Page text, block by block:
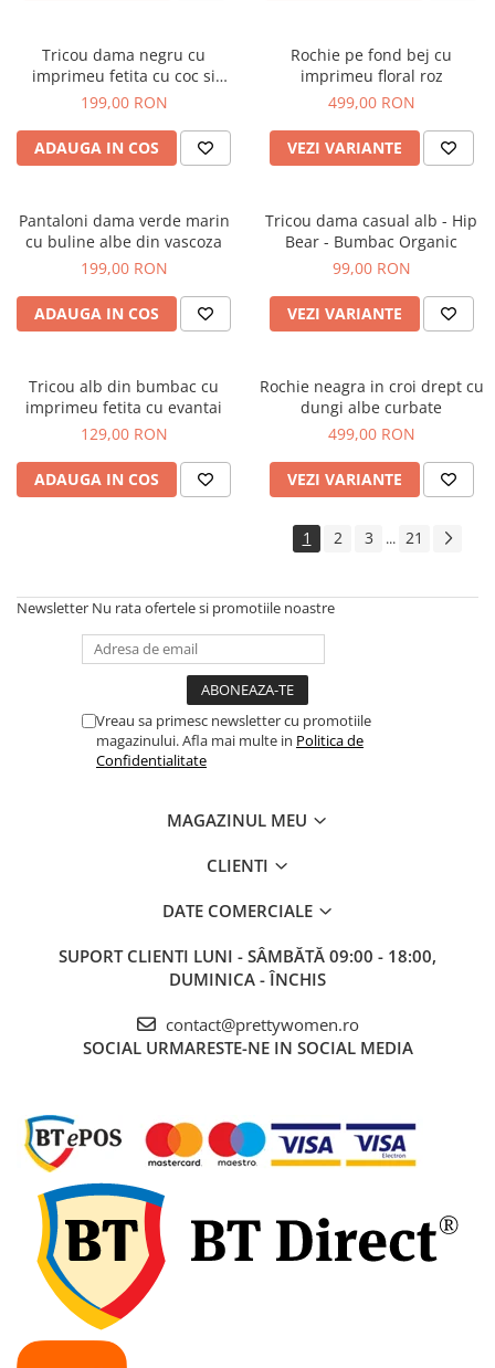
Tricou dama negru cu
imprimeu fetita cu coc si
ochelari albastrii
199,00 RON
ADAUGA IN COS
Rochie pe fond bej cu
imprimeu floral roz
499,00 RON
VEZI VARIANTE
Pantaloni dama verde marin
cu buline albe din vascoza
199,00 RON
ADAUGA IN COS
Tricou dama casual alb - Hip
Bear - Bumbac Organic
99,00 RON
VEZI VARIANTE
Tricou alb din bumbac cu
imprimeu fetita cu evantai
129,00 RON
ADAUGA IN COS
Rochie neagra in croi drept cu
dungi albe curbate
499,00 RON
VEZI VARIANTE
1 2 3 ... 21
Newsletter Nu rata ofertele si promotiile noastre
Vreau sa primesc newsletter cu promotiile
magazinului. Afla mai multe in Politica de
Confidentialitate
MAGAZINUL MEU
CLIENTI
DATE COMERCIALE
SUPORT CLIENTI LUNI - SÂMBĂTĂ 09:00 - 18:00,
DUMINICA - ÎNCHIS
contact@prettywomen.ro
SOCIAL URMARESTE-NE IN SOCIAL MEDIA